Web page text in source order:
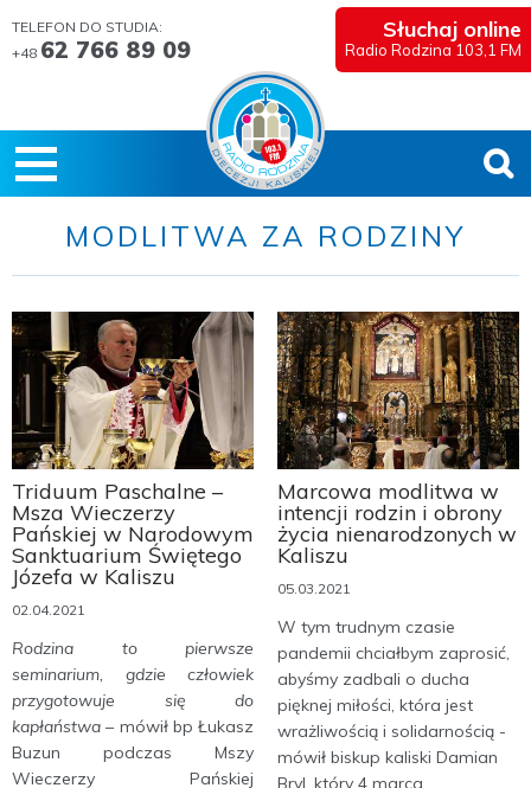
TELEFON DO STUDIA:
+48 62 766 89 09
Słuchaj online
Radio Rodzina 103,1 FM
MODLITWA ZA RODZINY
Triduum Paschalne –
Msza Wieczerzy
Pańskiej w Narodowym
Sanktuarium Świętego
Józefa w Kaliszu
02.04.2021
Rodzina to pierwsze
seminarium, gdzie człowiek
przygotowuje się do
kapłaństwa – mówił bp Łukasz
Buzun podczas Mszy
Wieczerzy Pańskiej
Marcowa modlitwa w
intencji rodzin i obrony
życia nienarodzonych w
Kaliszu
05.03.2021
W tym trudnym czasie
pandemii chciałbym zaprosić,
abyśmy zadbali o ducha
pięknej miłości, która jest
wrażliwością i solidarnością -
mówił biskup kaliski Damian
Bryl, który 4 marca